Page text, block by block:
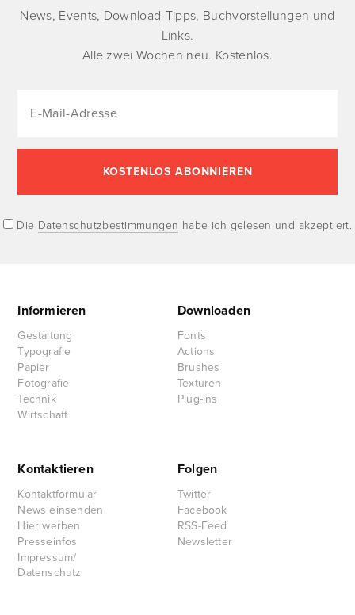
News, Events, Download-Tipps, Buchvorstellungen und
Links.
Alle zwei Wochen neu. Kostenlos.
Die Datenschutzbestimmungen habe ich gelesen und akzeptiert.
Informieren
Gestaltung
Typografie
Papier
Fotografie
Technik
Wirtschaft
Downloaden
Fonts
Actions
Brushes
Texturen
Plug-ins
Kontaktieren
Kontaktformular
News einsenden
Hier werben
Presseinfos
Impressum/
Datenschutz
Folgen
Twitter
Facebook
RSS-Feed
Newsletter